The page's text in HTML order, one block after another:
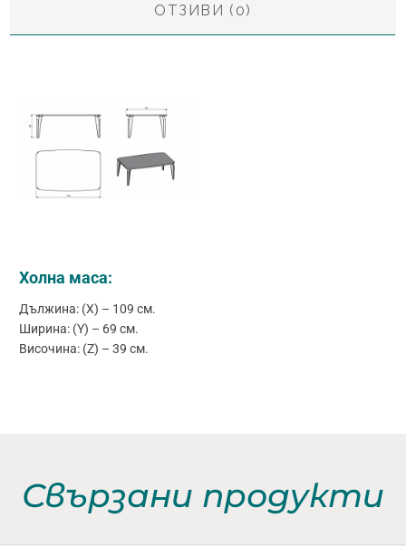
ОТЗИВИ (0)
Холна маса:
Дължина: (X) – 109 см.
Ширина: (Y) – 69 см.
Височина: (Z) – 39 см.
Свързани продукти